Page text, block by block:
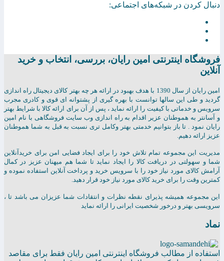
دنبال کردن در شبکه‌های اجتماعی:
فروشگاه اینترنتی امين رايان، بررسی، انتخاب و خرید
آنلاین
امين رايان از سال 1390 با هدف بهبود در ارائه هر چه بهتر کالای دیجیتال راه اندازی
گردید و طی این سالها توانست با بهره گیری از پشتوانه ای قوی و کادری مجرب
سرویس و خدماتی با کیفیت را ارائه نماید ، پس از آن برای ارائه کالا با شرایط بهتر
و آسانتر به هموطنان عزیر اقدام به راه اندازی وب سایت فروشگاهی با نام امین
رایان نمود . تا باز بتوانیم خدمتی بهتر وکامل تری نسبت به قبل به شما هموطنان
عزیز ارائه دهیم.
مدیریت این مجموعه تمام تلاش خود را برای ایجاد فضایی امن برای خریدآنلاین
شما و سهولتی در دریافت کالا را ایجاد نماید تا شما هم میهنان عزیز در کمال
آرامش کالای مورد نیاز خود را با سرویس خرید و پرداخت آنلاین استفاده نموده و
کمترین وقت را برای خرید کالای مورد نیاز خود قرار دهید.
این مجموعه همیشه پذیرای نقطه نظرات و انتقادات شما عزیزان می باشد تا ،
سرویسی بهتر و درخور شخصیت ایرانی را ارائه نماید
نماد
استفاده از مطالب فروشگاه اینترنتی امین رایان فقط برای مقاصد